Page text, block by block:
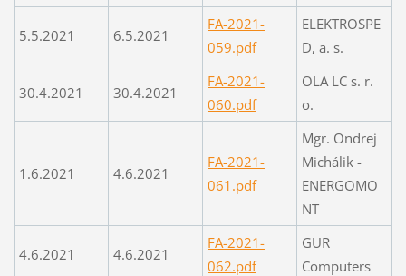
5.5.2021 6.5.2021
FA-2021-
059.pdf
ELEKTROSPE
D, a. s.
30.4.2021 30.4.2021
FA-2021-
060.pdf
OLA LC s. r.
o.
1.6.2021 4.6.2021
FA-2021-
061.pdf
Mgr. Ondrej
Michálik -
ENERGOMO
NT
4.6.2021 4.6.2021
FA-2021-
062.pdf
GUR
Computers